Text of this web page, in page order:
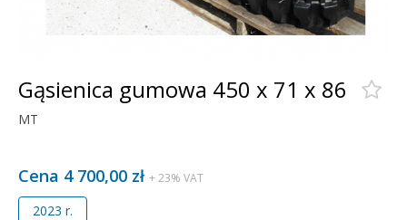
Gąsienica gumowa 450 x 71 x 86
MT
Cena 4 700,00 zł + 23% VAT
2023 r.